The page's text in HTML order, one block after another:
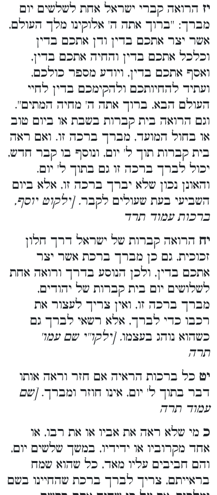
יז הרואה קברי ישראל אחת לשלשים יום
מברך: ''ברוך אתה ה' אלוקינו מלך העולם,
אשר יצר אתכם בדין ודן אתכם בדין
וכלכל אתכם בדין והחיה אתכם בדין,
ואסף אתכם בדין, ויודע מספר כולכם,
ועתיד להחיותכם ולהקימכם בדין לחיי
העולם הבא, ברוך אתה ה' מחיה המתים''.
וגם הרואה בית קברות בשבת או ביום טוב
או בחול המועד, מברך ברכה זו. ואם ראה
בית קברות תוך ל' יום, ונוסף בו קבר חדש,
יכול לברך ברכה זו גם בתוך ל' יום.
והאונן נכון שלא יברך ברכה זו, אלא ביום
השביעי בעת שעולים לקבר. [ילקוט יוסף,
ברכות עמוד תרד
יח הרואה קברות של ישראל דרך חלון
זכוכית, גם כן מברך ברכת אשר יצר
אתכם בדין, ולכן הנוסע בדרך ורואה אחת
לשלושים יום בית קברות של יהודים,
מברך ברכה זו, ואין צריך לעצור את
רכבו כדי לברך, אלא רשאי לברך גם
כשהוא נוהג בעצמו. [ילקו''י שם עמו'
תרה
יט כל ברכות הראיה אם חזר וראה אותו
דבר בתוך ל' יום, אינו חוזר ומברך.[שם
עמוד תרה
כ מי שלא ראה את אביו או את רבו, או
אחד מקרוביו או ידידיו, במשך שלשים יום,
והם חביבים עליו מאד, כל שהוא שמח
בראייתם, צריך לברך ברכת שהחיינו בשם